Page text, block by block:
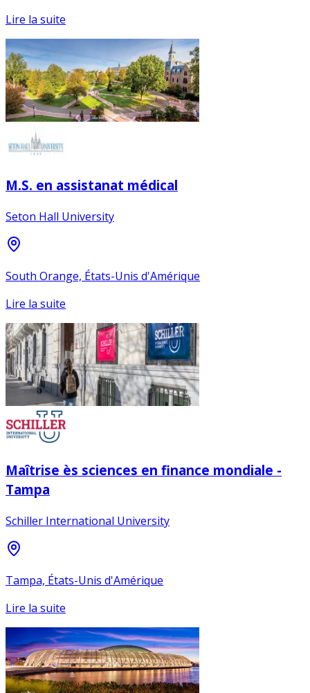
Lire la suite
M.S. en assistanat médical
Seton Hall University
South Orange, États-Unis d'Amérique
Lire la suite
Maîtrise ès sciences en finance mondiale -
Tampa
Schiller International University
Tampa, États-Unis d'Amérique
Lire la suite